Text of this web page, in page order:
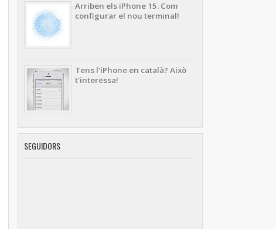
Arriben els iPhone 15. Com
configurar el nou terminal!
Tens l'iPhone en català? Això
t'interessa!
SEGUIDORS